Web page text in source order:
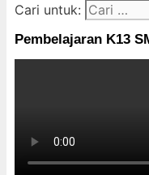
Cari untuk:
Pembelajaran K13